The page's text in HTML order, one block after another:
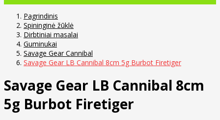
Pagrindinis
Spininginė žūklė
Dirbtiniai masalai
Guminukai
Savage Gear Cannibal
Savage Gear LB Cannibal 8cm 5g Burbot Firetiger
Savage Gear LB Cannibal 8cm
5g Burbot Firetiger